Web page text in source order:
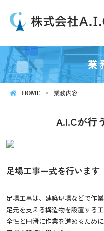
業
HOME 業務内容
A.I.Cが行
足場工事一式を行います
足場工事は、建築現場などで作
足元を支える構造物を設置する
全性と円滑に作業を進めるため